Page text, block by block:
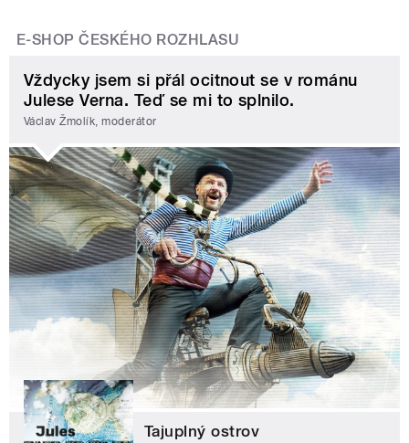
E-SHOP ČESKÉHO ROZHLASU
Vždycky jsem si přál ocitnout se v románu
Julese Verna. Teď se mi to splnilo.
Václav Žmolík, moderátor
Tajuplný ostrov